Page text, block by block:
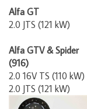
Alfa GT
2.0 JTS (121 kW)
Alfa GTV & Spider
(916)
2.0 16V TS (110 kW)
2.0 JTS (121 kW)